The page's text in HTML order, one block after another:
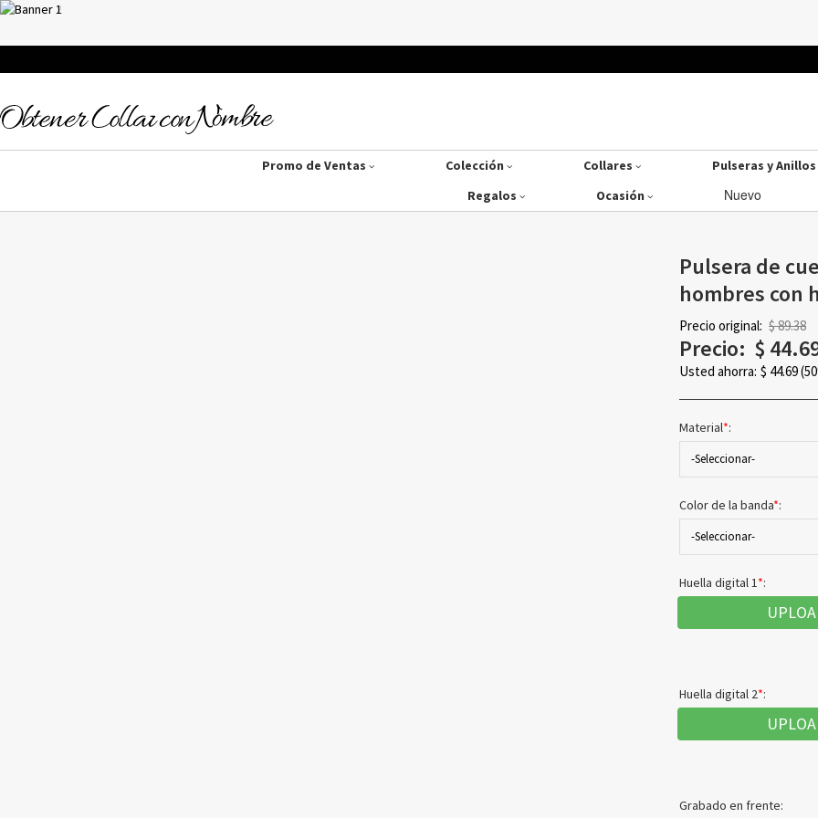
Promo de Ventas Colección Collares
Pulseras y Anillos
Regalos
Ocasión Nuevo
Pulsera de
hombres con
Precio original: $ 89.38
Precio: $
Usted ahorra: $ 44.69
Material*:
-Seleccionar-
Color de la banda*:
-Seleccionar-
Huella digital 1*:
Huella digital 2*:
Grabado en frente: